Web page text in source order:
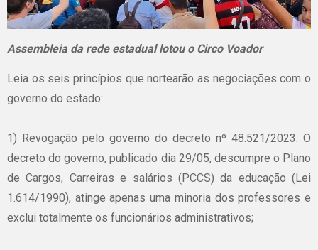
Assembleia da rede estadual lotou o Circo Voador
Leia os seis princípios que nortearão as negociações com o
governo do estado:
1) Revogação pelo governo do decreto nº 48.521/2023. O
decreto do governo, publicado dia 29/05, descumpre o Plano
de Cargos, Carreiras e salários (PCCS) da educação (Lei
1.614/1990), atinge apenas uma minoria dos professores e
exclui totalmente os funcionários administrativos;